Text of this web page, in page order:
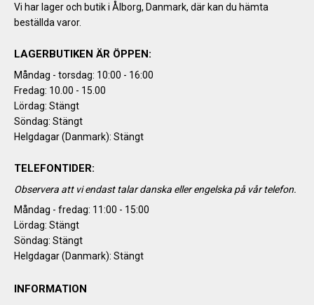
Vi har lager och butik i Ålborg, Danmark, där kan du hämta
beställda varor.
LAGERBUTIKEN ÄR ÖPPEN:
Måndag - torsdag: 10:00 - 16:00
Fredag: 10.00 - 15.00
Lördag: Stängt
Söndag: Stängt
Helgdagar (Danmark): Stängt
TELEFONTIDER:
Observera att vi endast talar danska eller engelska på vår telefon.
Måndag - fredag: 11:00 - 15:00
Lördag: Stängt
Söndag: Stängt
Helgdagar (Danmark): Stängt
INFORMATION